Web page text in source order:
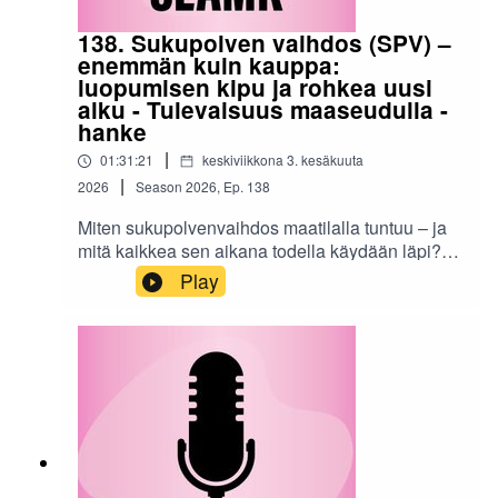
Kaihlamäki, Seinäjoen ammattikorkeakoulu.
138. Sukupolven vaihdos (SPV) –
enemmän kuin kauppa:
luopumisen kipu ja rohkea uusi
alku - Tulevaisuus maaseudulla -
hanke
01:31:21 |
keskiviikkona 3. kesäkuuta
2026
| Season 2026, Ep. 138
Miten sukupolvenvaihdos maatilalla tuntuu – ja
mitä kaikkea sen aikana todella käydään läpi?
Tässä jaksossa pureudutaan maatilojen
sukupolvenvaihdokseen inhimillisestä
näkökulmasta: päätöksiin, vastuuseen,
tunteisiin.Juontajina toimivat Päivi Kasari
(ProAgria Etelä-Pohjanmaa) ja Anna Rauha
(SEAMK), ja keskusteluun tuovat
asiantuntemuksensa mukaan työkykyneuvoja
Johanna Lehtonen (Mela) sekä
opiskelijayrittäjyys- ja kumppanuusvastaava
Play